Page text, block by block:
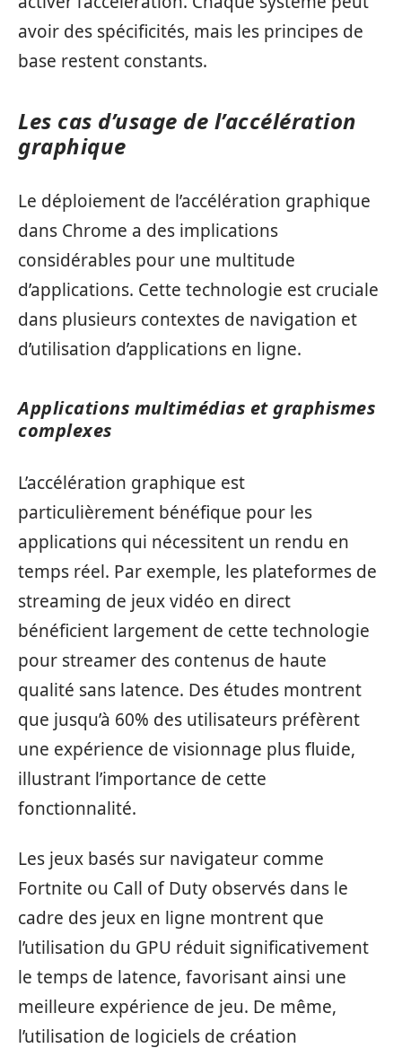
avoir des spécificités, mais les principes de
base restent constants.
Les cas d’usage de l’accélération
graphique
Le déploiement de l’accélération graphique
dans Chrome a des implications
considérables pour une multitude
d’applications. Cette technologie est cruciale
dans plusieurs contextes de navigation et
d’utilisation d’applications en ligne.
Applications multimédias et graphismes
complexes
L’accélération graphique est
particulièrement bénéfique pour les
applications qui nécessitent un rendu en
temps réel. Par exemple, les plateformes de
streaming de jeux vidéo en direct
bénéficient largement de cette technologie
pour streamer des contenus de haute
qualité sans latence. Des études montrent
que jusqu’à 60% des utilisateurs préfèrent
une expérience de visionnage plus fluide,
illustrant l’importance de cette
fonctionnalité.
Les jeux basés sur navigateur comme
Fortnite ou Call of Duty observés dans le
cadre des jeux en ligne montrent que
l’utilisation du GPU réduit significativement
le temps de latence, favorisant ainsi une
meilleure expérience de jeu. De même,
l’utilisation de logiciels de création